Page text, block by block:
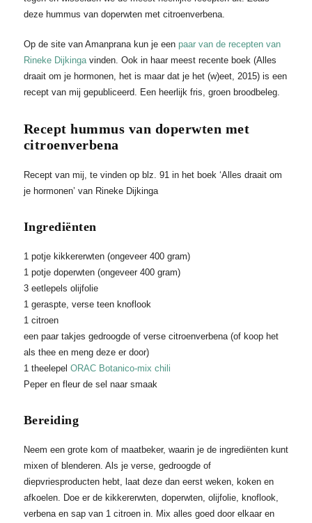
deze hummus van doperwten met citroenverbena.
Op de site van Amanprana kun je een paar van de recepten van
Rineke Dijkingavinden. Ook in haar meest recente boek (Alles
draait om je hormonen, het is maar dat je het (w)eet, 2015) is een
recept van mij gepubliceerd. Een heerlijk fris, groen broodbeleg.
Recept hummus van doperwten met
citroenverbena
Recept van mij, te vinden op blz. 91 in het boek ‘Alles draait om
je hormonen’ van Rineke Dijkinga
Ingrediënten
1 potje kikkererwten (ongeveer 400 gram)
1 potje doperwten (ongeveer 400 gram)
3 eetlepels olijfolie
1 geraspte, verse teen knoflook
1 citroen
een paar takjes gedroogde of verse citroenverbena (of koop het
als thee en meng deze er door)
1 theelepel ORAC Botanico-mix chili
Peper en fleur de sel naar smaak
Bereiding
Neem een grote kom of maatbeker, waarin je de ingrediënten kunt
mixen of blenderen. Als je verse, gedroogde of
diepvriesproducten hebt, laat deze dan eerst weken, koken en
afkoelen. Doe er de kikkererwten, doperwten, olijfolie, knoflook,
verbena en sap van 1 citroen in. Mix alles goed door elkaar en